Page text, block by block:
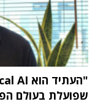
שפועלת בעולם